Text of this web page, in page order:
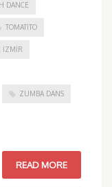
DANCE
TOMATITO
İZMIR
ZUMBA DANS
READ MORE